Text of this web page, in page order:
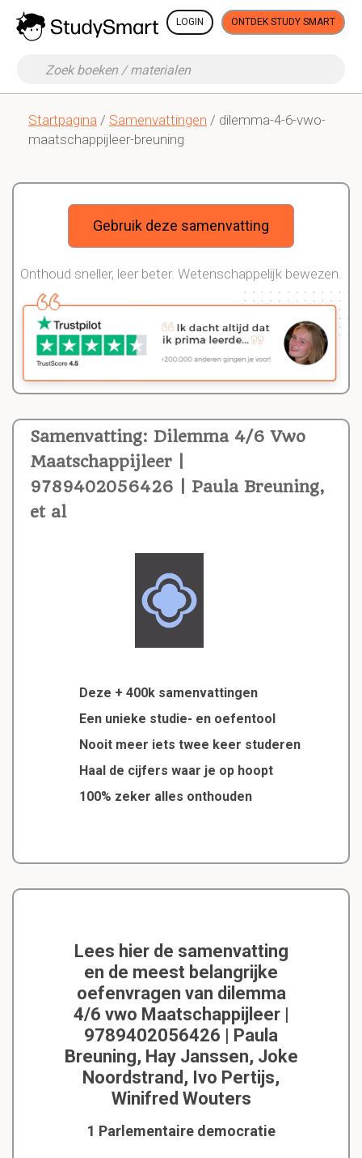
LOGIN ONTDEK STUDY SMART
Startpagina / Samenvattingen / dilemma-4-6-vwo-
maatschappijleer-breuning
Samenvatting: Dilemma 4/6 Vwo
Maatschappijleer |
9789402056426 | Paula Breuning,
et al
Deze + 400k samenvattingen
Een unieke studie- en oefentool
Nooit meer iets twee keer studeren
Haal de cijfers waar je op hoopt
100% zeker alles onthouden
Gebruik deze samenvatting
Onthoud sneller, leer beter. Wetenschappelijk bewezen.
Lees hier de samenvatting
en de meest belangrijke
oefenvragen van dilemma
4/6 vwo Maatschappijleer |
9789402056426 | Paula
Breuning, Hay Janssen, Joke
Noordstrand, Ivo Pertijs,
Winifred Wouters
1 Parlementaire democratie